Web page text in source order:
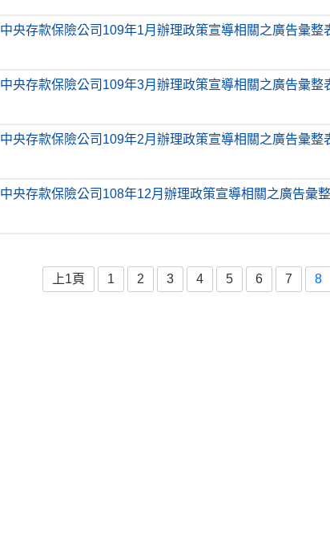
中央存款保險公司109年1月辦理政策宣導相關之廣告彙整
中央存款保險公司109年3月辦理政策宣導相關之廣告彙整
中央存款保險公司109年2月辦理政策宣導相關之廣告彙整
中央存款保險公司108年12月辦理政策宣導相關之廣告彙
上1頁 1 2 3 4 5 6 7 8